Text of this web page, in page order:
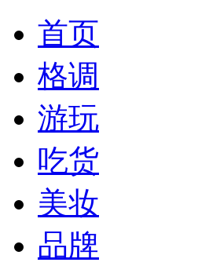
首页
格调
游玩
吃货
美妆
品牌